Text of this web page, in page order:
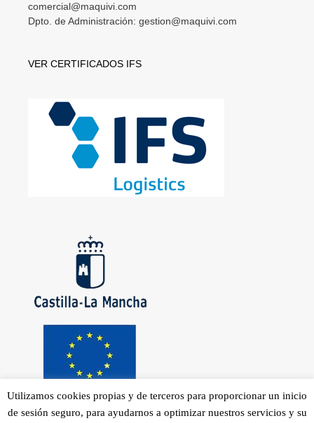
comercial@maquivi.com
Dpto. de Administración: gestion@maquivi.com
VER CERTIFICADOS IFS
Utilizamos cookies propias y de terceros para proporcionar un inicio
de sesión seguro, para ayudarnos a optimizar nuestros servicios y su